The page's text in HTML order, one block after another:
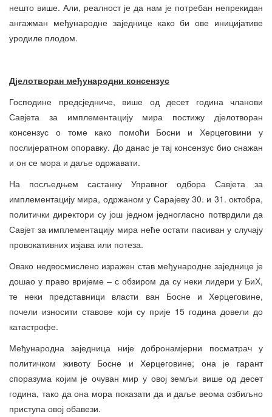
нешто више. Али, реалност је да нам је потребан непрекидан
ангажман међународне заједнице како би ове иницијативе
уродиле плодом.
Дјелотворан међународни консензус
Господине предсједниче, више од десет година чланови
Савјета за имплементацију мира постижу дјелотворан
консензус о томе како помоћи Босни и Херцеговини у
послијератном опоравку. До данас је тај консензус био снажан
и он се мора и даље одржавати.
На посљедњем састанку Управног одбора Савјета за
имплементацију мира, одржаном у Сарајеву 30. и 31. октобра,
политички директори су још једном једногласно потврдили да
Савјет за имплементацију мира неће остати пасиван у случају
провокативних изјава или потеза.
Овако недвосмислено изражен став међународне заједнице је
дошао у право вријеме – с обзиром да су неки лидери у БиХ,
те неки представници власти ван Босне и Херцеговине,
почели износити ставове који су прије 15 година довели до
катастрофе.
Међународна заједница није добронамјерни посматрач у
политичком животу Босне и Херцеговине; она је гарант
споразума којим је очуван мир у овој земљи више од десет
година, тако да она мора показати да и даље веома озбиљно
приступа овој обавези.